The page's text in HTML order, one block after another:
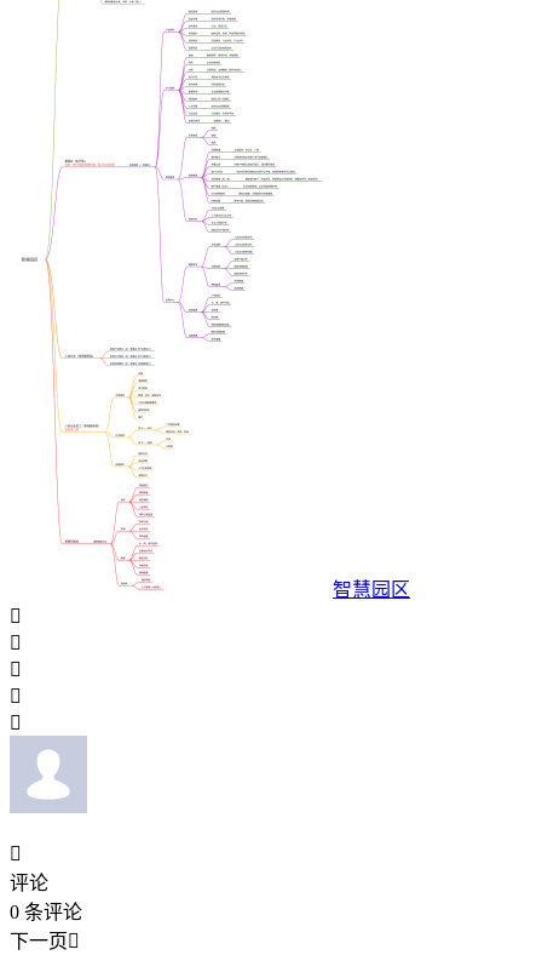
智慧园区






评论
0 条评论
下一页